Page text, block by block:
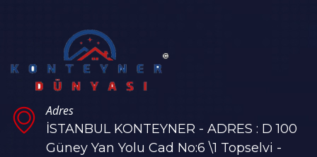
Adres
İSTANBUL KONTEYNER - ADRES : D 100
Güney Yan Yolu Cad No:6 \1 Topselvi -